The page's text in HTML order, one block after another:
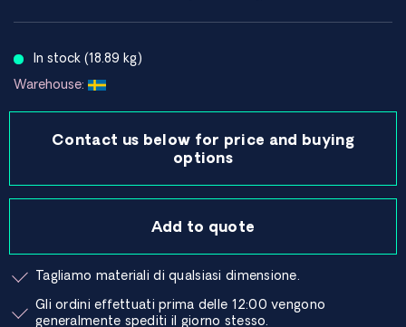
In stock (18.89 kg)
Warehouse:
Contact us below for price and buying
options
Add to quote
Tagliamo materiali di qualsiasi dimensione.
Gli ordini effettuati prima delle 12:00 vengono
generalmente spediti il ​​giorno stesso.